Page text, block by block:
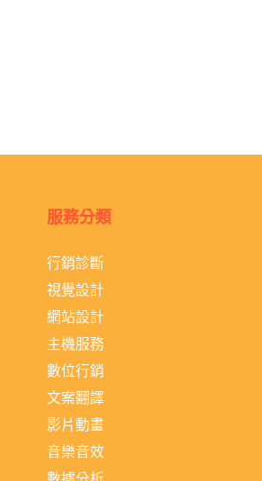
服務分類
行銷診斷
視覺設計
網站設計
主機服務
數位行銷
文案翻譯
影片動畫
音樂音效